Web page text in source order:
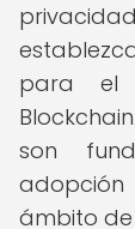
para el
son
adopción
ámbito